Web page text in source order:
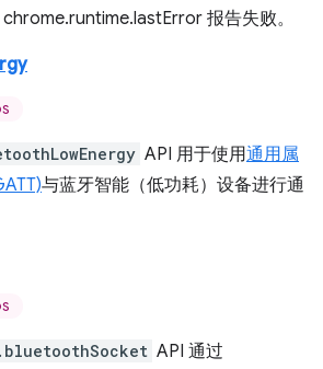
报告失败。
API 用于使用通用属
与蓝牙智能（低功耗）设备进行通
API 通过